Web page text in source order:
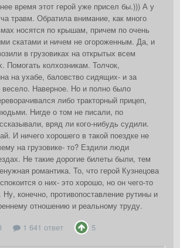
время этот герой уже присел бы.))) А у
травм. Обратила внимание, как много
носятся по крышам, причем по очень
скатами и ничем не огороженным. Да, и
в грузовиках на открытых всем
Помогать колхозникам. Толчок,
на ухабе, баловство сидящих- и за
Наверное. Но и полно было
либо тракторный прицеп,
Нигде о том не писали, по
вряд ли кого-нибудь судили.
И ничего хорошего в такой поездке не
на грузовике- то? Ездили люди
Не такие дорогие билеты были, тем
романтика. То, что герой Кузнецова
о них- это хорошо, но он чего-то
Ну, конечно, противопоставление рутины и
отношению и реальному труду.
1 641 ответ 5